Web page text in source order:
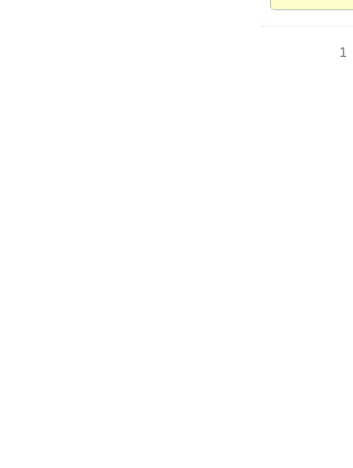
1